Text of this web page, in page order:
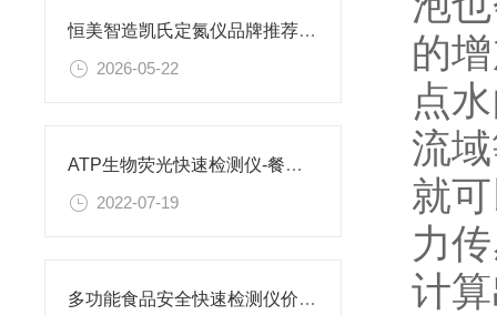
恒美智造凯氏定氮仪品牌推荐：国产凯氏定氮装置与国际品牌综合选购指南
2026-05-22
ATP生物荧光快速检测仪-餐饮具及食品加工器具表面洁净度的快速检测
2022-07-19
多功能食品安全快速检测仪价格@一台检测食品安全的仪器
的
点
流
就
力
计